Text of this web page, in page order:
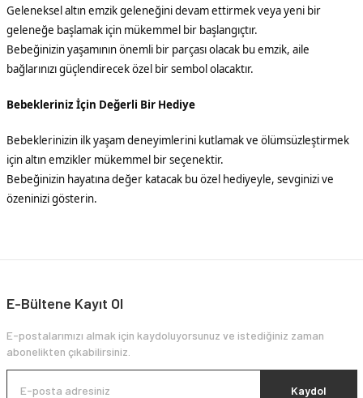
Geleneksel altın emzik geleneğini devam ettirmek veya yeni bir
geleneğe başlamak için mükemmel bir başlangıçtır.
Bebeğinizin yaşamının önemli bir parçası olacak bu emzik, aile
bağlarınızı güçlendirecek özel bir sembol olacaktır.
Bebekleriniz İçin Değerli Bir Hediye
Bebeklerinizin ilk yaşam deneyimlerini kutlamak ve ölümsüzleştirmek
için altın emzikler mükemmel bir seçenektir.
Bebeğinizin hayatına değer katacak bu özel hediyeyle, sevginizi ve
özeninizi gösterin.
E-Bültene Kayıt Ol
E-postalarımızı almak için kaydoluyorsunuz ve istediğiniz zaman
abonelikten çıkabilirsiniz.
Kaydol